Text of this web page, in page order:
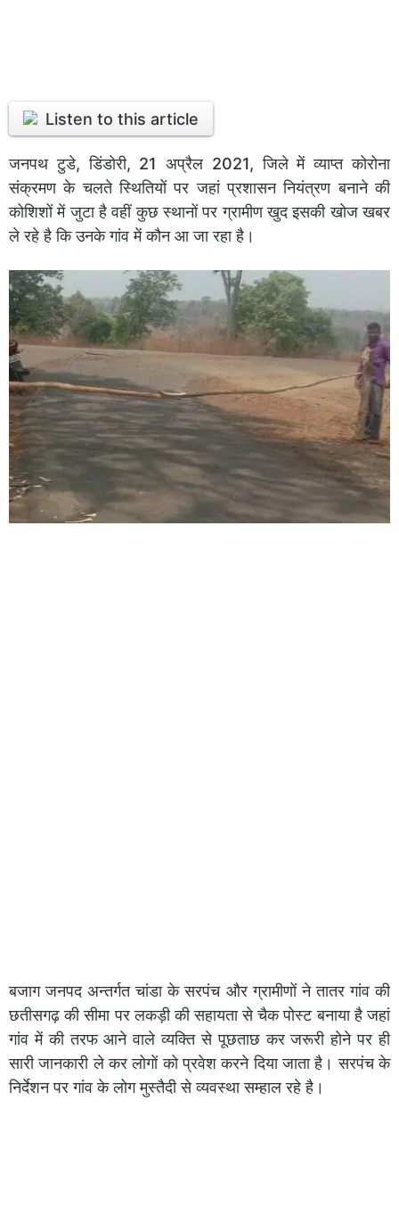
Listen to this article
जनपथ टुडे, डिंडोरी, 21 अप्रैल 2021, जिले में व्याप्त कोरोना
संक्रमण के चलते स्थितियों पर जहां प्रशासन नियंत्रण बनाने की
कोशिशों में जुटा है वहीं कुछ स्थानों पर ग्रामीण खुद इसकी खोज खबर
ले रहे है कि उनके गांव में कौन आ जा रहा है।
बजाग जनपद अन्तर्गत चांडा के सरपंच और ग्रामीणों ने तातर गांव की
छतीसगढ़ की सीमा पर लकड़ी की सहायता से चैक पोस्ट बनाया है जहां
गांव में की तरफ आने वाले व्यक्ति से पूछताछ कर जरूरी होने पर ही
सारी जानकारी ले कर लोगों को प्रवेश करने दिया जाता है। सरपंच के
निर्देशन पर गांव के लोग मुस्तैदी से व्यवस्था सम्हाल रहे है।